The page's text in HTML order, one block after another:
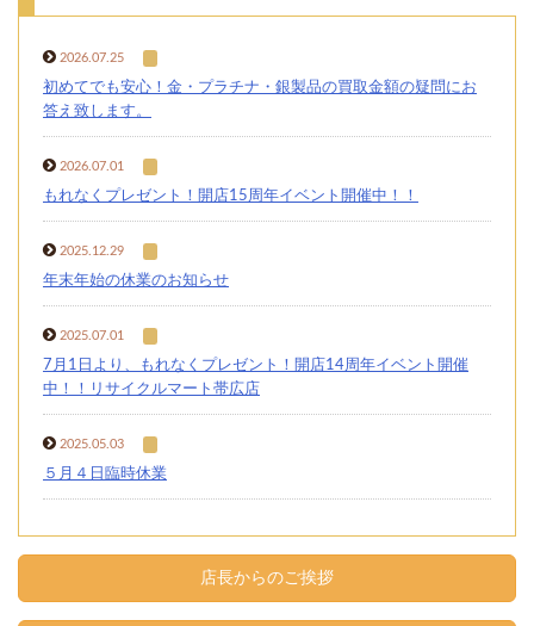
2026.07.25
初めてでも安心！金・プラチナ・銀製品の買取金額の疑問にお
答え致します。
2026.07.01
もれなくプレゼント！開店15周年イベント開催中！！
2025.12.29
年末年始の休業のお知らせ
2025.07.01
7月1日より、もれなくプレゼント！開店14周年イベント開催
中！！リサイクルマート帯広店
2025.05.03
５月４日臨時休業
店長からのご挨拶